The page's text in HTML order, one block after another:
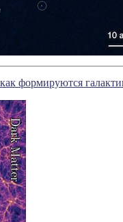
формируются